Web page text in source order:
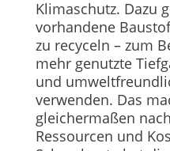
Klimaschutz. Dazu
vorhandene
zu recyceln – zum
mehr genutzte
und
verwenden. Das
gleichermaßen
Ressourcen und